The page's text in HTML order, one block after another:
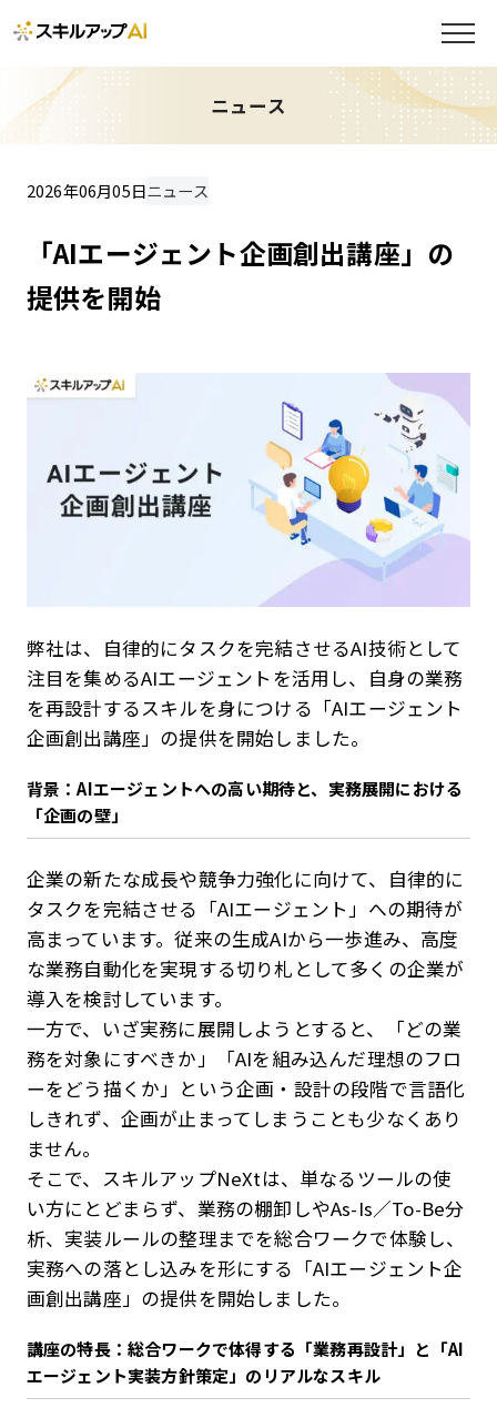
ニュース
2026年06月05日ニュース
「AIエージェント企画創出講座」の
提供を開始
弊社は、自律的にタスクを完結させるAI技術として
注目を集めるAIエージェントを活用し、自身の業務
を再設計するスキルを身につける「AIエージェント
企画創出講座」の提供を開始しました。
背景：AIエージェントへの高い期待と、実務展開における
「企画の壁」
企業の新たな成長や競争力強化に向けて、自律的に
タスクを完結させる「AIエージェント」への期待が
高まっています。従来の生成AIから一歩進み、高度
な業務自動化を実現する切り札として多くの企業が
導入を検討しています。
一方で、いざ実務に展開しようとすると、「どの業
務を対象にすべきか」「AIを組み込んだ理想のフロ
ーをどう描くか」という企画・設計の段階で言語化
しきれず、企画が止まってしまうことも少なくあり
ません。
そこで、スキルアップNeXtは、単なるツールの使
い方にとどまらず、業務の棚卸しやAs-Is／To-Be分
析、実装ルールの整理までを総合ワークで体験し、
実務への落とし込みを形にする「AIエージェント企
画創出講座」の提供を開始しました。
講座の特長：総合ワークで体得する「業務再設計」と「AI
エージェント実装方針策定」のリアルなスキル